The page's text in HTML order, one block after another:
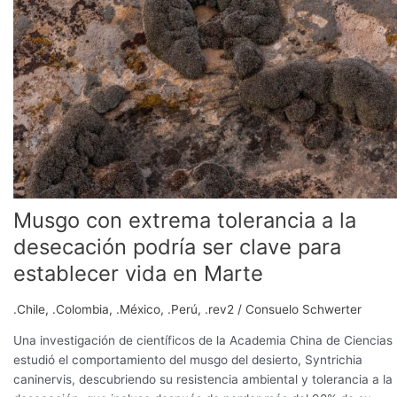
Musgo con extrema tolerancia a la
desecación podría ser clave para
establecer vida en Marte
.Chile, .Colombia, .México, .Perú, .rev2 / Consuelo Schwerter
Una investigación de científicos de la Academia China de Ciencias
estudió el comportamiento del musgo del desierto, Syntrichia
caninervis, descubriendo su resistencia ambiental y tolerancia a la
extrema
tolerancia
a
la
desecación
podría
ser
clave
para
establecer
en
Marte